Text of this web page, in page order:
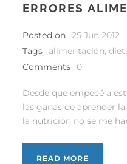
ERRORES
Posted on 25 Jun 2012
Tags
alimentación,
Comments
0
Desde que empecé a
las ganas de aprender
la nutrición no se me
READ MORE